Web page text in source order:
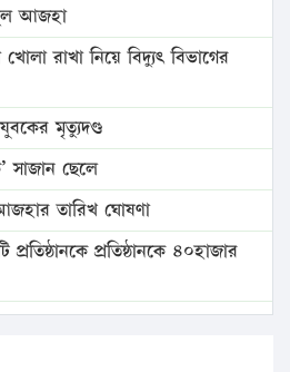
আজহা
রাখা নিয়ে বিদ্যুৎ বিভাগের
মৃত্যুদণ্ড
সাজান ছেলে
তারিখ ঘোষণা
প্রতিষ্ঠানকে ৪০হাজার